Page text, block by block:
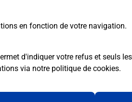
en fonction de votre navigation.
d'indiquer votre refus et seuls
via notre politique de cookies.